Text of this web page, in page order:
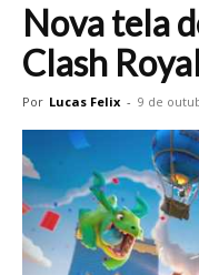
Nova tela
Clash
Por Lucas Felix - 9 de